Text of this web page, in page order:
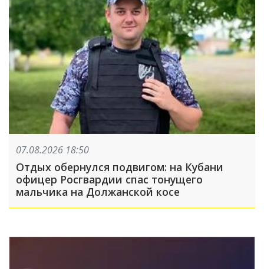
07.08.2026 18:50
Отдых обернулся подвигом: на Кубани
офицер Росгвардии спас тонущего
мальчика на Должанской косе